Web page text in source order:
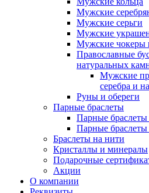
Мужские
Мужские серьги
Мужские
Мужские чокеры
Православные
натуральных
Мужские
серебра и
Руны и обереги
Парные браслеты
Парные браслеты
Парные
Браслеты на нити
Кристаллы и минералы
Подарочные
Акции
О компании